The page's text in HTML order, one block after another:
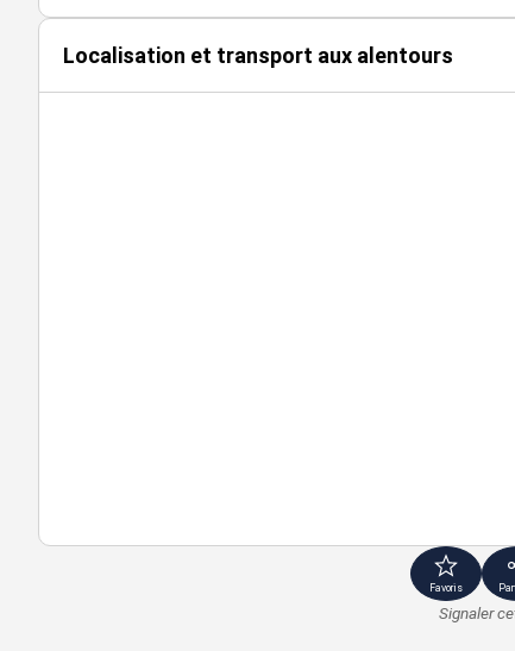
Localisation et transport aux alentours
Favoris
Signaler